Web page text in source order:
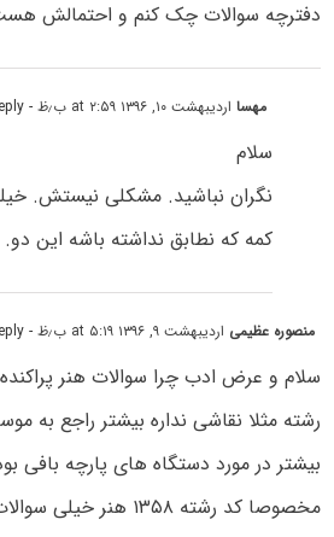
دفترچه سوالات چک کنم و احتمالش
مهسااردیبهشت ۱۰, ۱۳۹۶ at ۲:۵۹ ب٫ظ - Reply
سلام
نگران نباشید. مشکلی نیستش.
کمه که نطابق نداشته باشه این دو.
منصوره عظیمی اردیبهشت ۹, ۱۳۹۶ at ۵:۱۹ ب٫ظ - Reply
سلام و عرض ادب چرا سوالات هنر
رشته مثلا نقاشی نداره بیشتر راجع به
بیشتر در مورد دستگاه های پارچه بافی
مخصوصا کد رشته ۱۳۵۸